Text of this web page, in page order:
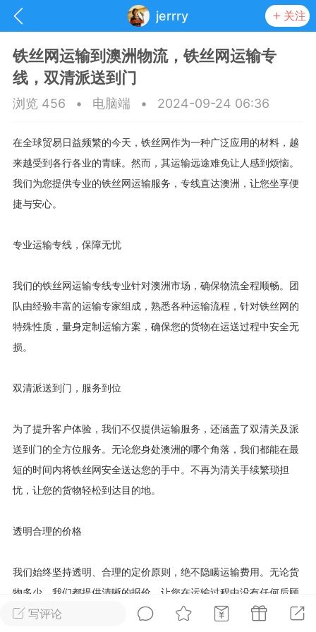
jerrry 关注
华人资讯
阅读洛杉矶新闻
洛杉矶热点 娱乐八卦
民宿短租 房屋买卖 商铺转让
写评论
铁丝网运输到澳洲物流，铁丝网运输专
线，双清派送到门
浏览 456 • 电脑端 • 2024-09-24 06:36
在全球贸易日益频繁的今天，铁丝网作为一种广泛应用的材料，越
来越受到各行各业的青睐。然而，其运输远途难免让人感到烦恼。
我们为您提供专业的铁丝网运输服务，专线直达澳洲，让您坐享便
捷与安心。
专业运输专线，保障无忧
我们的铁丝网运输专线专业针对澳洲市场，确保物流全程顺畅。团
队由经验丰富的运输专家组成，熟悉各种运输流程，针对铁丝网的
特殊性质，量身定制运输方案，确保您的货物在运送过程中安全无
损。
双清派送到门，服务到位
为了提升客户体验，我们不仅提供运输服务，还涵盖了双清关及派
送到门的全方位服务。无论您身处澳洲的哪个角落，我们都能在最
短的时间内将铁丝网安全送达您的手中。不再为清关手续繁琐担
忧，让您的货物轻松到达目的地。
透明合理的价格
我们始终坚持透明、合理的定价原则，绝不隐瞒运输费用。无论货
物多少，我们都提供清晰的报价，让您在运输过程中没有任何后顾
之忧。